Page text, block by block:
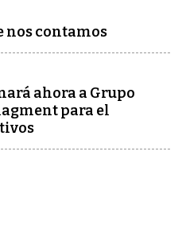
nos contamos
ahora a Grupo
para el